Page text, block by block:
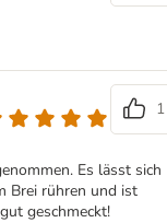
1
Es lässt sich
Brei rühren und ist
geschmeckt!